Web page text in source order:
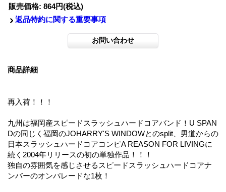
販売価格: 864円(税込)
返品特約に関する重要事項
商品詳細
再入荷！！！
九州は福岡産スピードスラッシュハードコアバンド！U SPAN
Dの同じく福岡のJOHARRY'S WINDOWとのsplit、男道からの
日本スラッシュハードコアコンピA REASON FOR LIVINGに
続く2004年リリースの初の単独作品！！！
独自の雰囲気を感じさせるスピードスラッシュハードコアナ
ンバーのオンパレードな1枚！